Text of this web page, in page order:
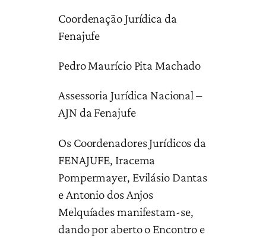
Coordenação Jurídica da
Fenajufe
Pedro Maurício Pita Machado
Assessoria Jurídica Nacional –
AJN da Fenajufe
Os Coordenadores Jurídicos da
FENAJUFE, Iracema
Pompermayer, Evilásio Dantas
e Antonio dos Anjos
Melquíades manifestam-se,
dando por aberto o Encontro e